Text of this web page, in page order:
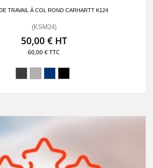
TRAVAIL À COL ROND CARHARTT K124
(KSM24)
50,00 € HT
60,00 € TTC